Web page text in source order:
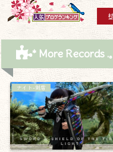
* More Records .
ナイト-剣盾